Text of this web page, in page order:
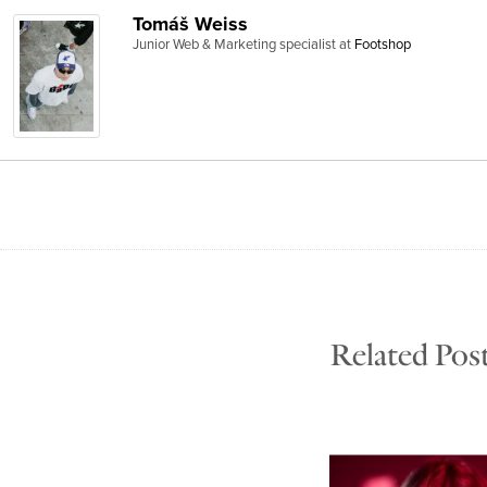
Tomáš Weiss
Junior Web & Marketing specialistat Footshop
Related